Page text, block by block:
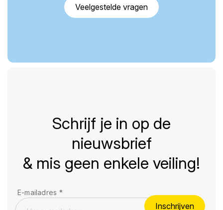
Veelgestelde vragen
Schrijf je in op de
nieuwsbrief
& mis geen enkele veiling!
E-mailadres *
Inschrijven